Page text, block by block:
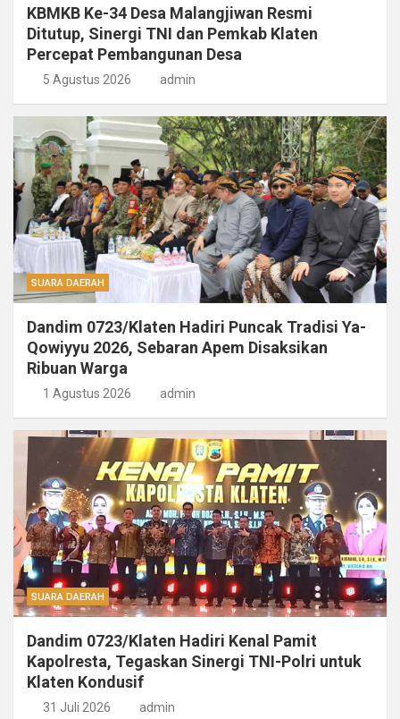
KBMKB Ke-34 Desa Malangjiwan Resmi
Ditutup, Sinergi TNI dan Pemkab Klaten
Percepat Pembangunan Desa
5 Agustus 2026 admin
SUARA DAERAH
Dandim 0723/Klaten Hadiri Puncak Tradisi Ya-
Qowiyyu 2026, Sebaran Apem Disaksikan
Ribuan Warga
1 Agustus 2026 admin
SUARA DAERAH
Dandim 0723/Klaten Hadiri Kenal Pamit
Kapolresta, Tegaskan Sinergi TNI-Polri untuk
Klaten Kondusif
31 Juli 2026 admin